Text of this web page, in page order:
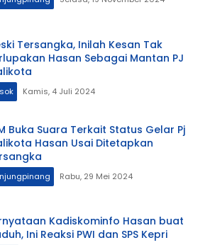
Tersangka, Inilah Kesan Tak
Hasan Sebagai Mantan PJ
Kamis, 4 Juli 2024
Buka Suara Terkait Status Gelar Pj
Hasan Usai Ditetapkan
Rabu, 29 Mei 2024
Kadiskominfo Hasan buat
Ini Reaksi PWI dan SPS Kepri